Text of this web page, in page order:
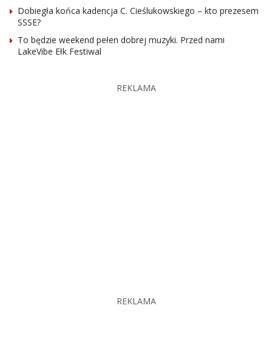
Dobiegła końca kadencja C. Cieślukowskiego – kto prezesem
SSSE?
To będzie weekend pełen dobrej muzyki. Przed nami
LakeVibe Ełk Festiwal
REKLAMA
REKLAMA